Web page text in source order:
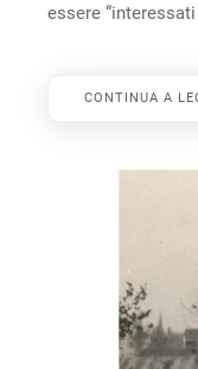
essere
CONTINUA A